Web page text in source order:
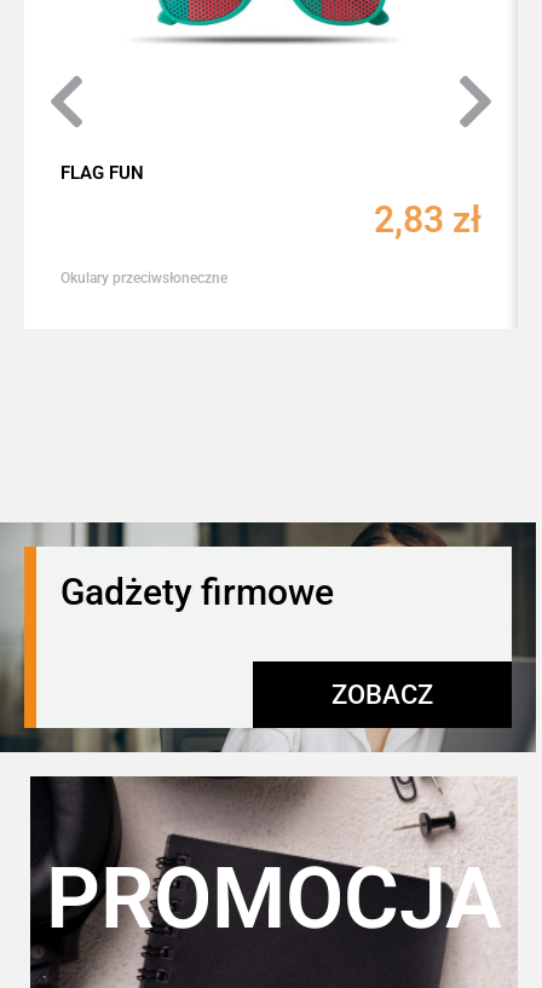
FLAG FUN
2,83 zł
Okulary przeciwsłoneczne
Gadżety firmowe
ZOBACZ
PROMOCJA